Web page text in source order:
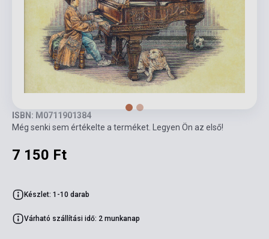
ISBN: M0711901384
Még senki sem értékelte a terméket. Legyen Ön az első!
7 150 Ft
Készlet: 1-10 darab
Várható szállítási idő: 2 munkanap